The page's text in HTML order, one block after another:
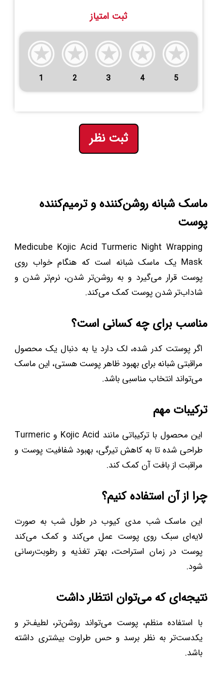
ثبت امتیاز
1 2 3 4 5
ثبت نظر
ماسک شبانه روشن‌کننده و ترمیم‌کننده
پوست
Medicube Kojic Acid Turmeric Night Wrapping
Mask یک ماسک شبانه است که هنگام خواب روی
پوست قرار می‌گیرد و به روشن‌تر شدن، نرم‌تر شدن و
شاداب‌تر شدن پوست کمک می‌کند.
مناسب برای چه کسانی است؟
اگر پوستت کدر شده، لک دارد یا به دنبال یک محصول
مراقبتی شبانه برای بهبود ظاهر پوست هستی، این ماسک
می‌تواند انتخاب مناسبی باشد.
ترکیبات مهم
این محصول با ترکیباتی مانند Kojic Acid و Turmeric
طراحی شده تا به کاهش تیرگی، بهبود شفافیت پوست و
مراقبت از بافت آن کمک کند.
چرا از آن استفاده کنیم؟
این ماسک شب مدی کیوب در طول شب به صورت
لایه‌ای سبک روی پوست عمل می‌کند و کمک می‌کند
پوست در زمان استراحت، بهتر تغذیه و رطوبت‌رسانی
شود.
نتیجه‌ای که می‌توان انتظار داشت
با استفاده منظم، پوست می‌تواند روشن‌تر، لطیف‌تر و
یکدست‌تر به نظر برسد و حس طراوت بیشتری داشته
باشد.